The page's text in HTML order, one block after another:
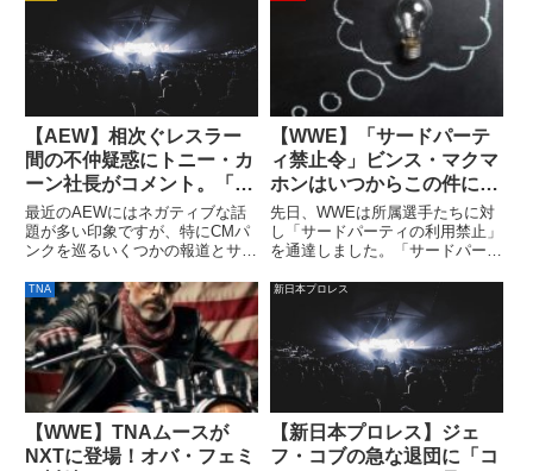
【AEW】相次ぐレスラー
間の不仲疑惑にトニー・カ
ーン社長がコメント。「プ
ロレスでは、全員と友だち
になる必要はない」
最近のAEWにはネガティブな話
題が多い印象ですが、特にCMパ
ンクを巡るいくつかの報道とサン
ートは心配です。5月の
PPV「Double or Nothing」へ向け
たハングマン・ペイジとのストー
リー構築でペイジと...
【WWE】「サードパーテ
ィ禁止令」ビンス・マクマ
ホンはいつからこの件につ
いて考えていたのか
先日、WWEは所属選手たちに対
し「サードパーティの利用禁止」
を通達しました。「サードパーテ
Cameo.comが含まれていると考
えられていましたが、リングネー
ムではなく本名を使用し、会社に
報告するという条...
TNA
【WWE】TNAムースが
NXTに登場！オバ・フェミ
新日本プロレス
【新日本プロレス】ジェ
フ・コブの急な退団に「コ